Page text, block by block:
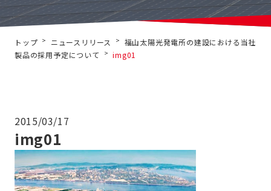
トップ > ニュースリリース > 福山太陽光発電所の建設における当社
製品の採用予定について
> img01
2015/03/17
img01